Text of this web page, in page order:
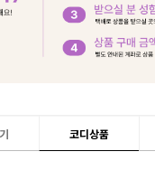
코디상품